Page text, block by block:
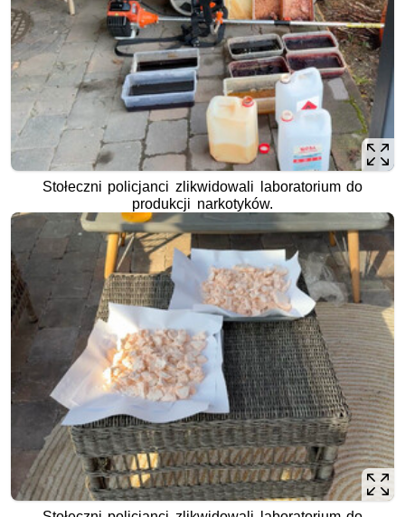
Stołeczni policjanci zlikwidowali laboratorium do
produkcji narkotyków.